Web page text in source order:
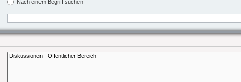
Nach einem Begriff suchen